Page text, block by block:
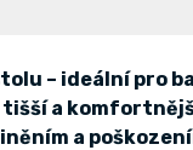
– ideální pro
tišší a
a